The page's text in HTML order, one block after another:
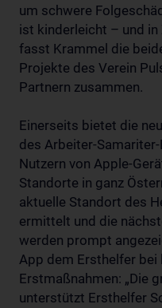
um schwere
ist kinderleicht – und in
fasst Krammel die
Projekte des Verein
Partnern zusammen.
Einerseits bietet die
des Arbeiter-
Nutzern von Apple-
Standorte in ganz
aktuelle Standort des
ermittelt und die
werden prompt
App dem Ersthelfer bei
Erstmaßnahmen: „Die
unterstützt Ersthelfer